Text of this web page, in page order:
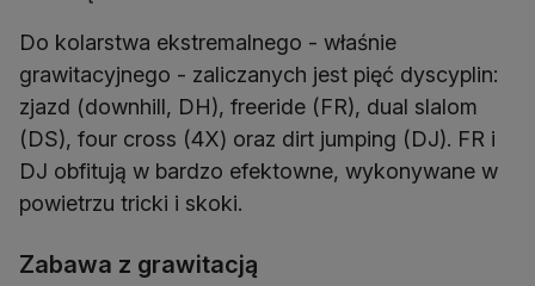
Do kolarstwa ekstremalnego - właśnie
grawitacyjnego - zaliczanych jest pięć dyscyplin:
zjazd (downhill, DH), freeride (FR), dual slalom
(DS), four cross (4X) oraz dirt jumping (DJ). FR i
DJ obfitują w bardzo efektowne, wykonywane w
powietrzu tricki i skoki.
Zabawa z grawitacją